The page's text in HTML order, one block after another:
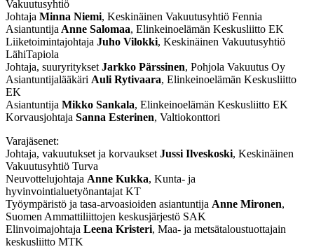
Vakuutusyhtiö
Johtaja Minna Niemi, Keskinäinen Vakuutusyhtiö Fennia
Asiantuntija Anne Salomaa, Elinkeinoelämän Keskusliitto EK
Liiketoimintajohtaja Juho Vilokki, Keskinäinen Vakuutusyhtiö
LähiTapiola
Johtaja, suuryritykset Jarkko Pärssinen, Pohjola Vakuutus Oy
Asiantuntijalääkäri Auli Rytivaara, Elinkeinoelämän Keskusliitto
EK
Asiantuntija Mikko Sankala, Elinkeinoelämän Keskusliitto EK
Korvausjohtaja Sanna Esterinen, Valtiokonttori
Varajäsenet:
Johtaja, vakuutukset ja korvaukset Jussi Ilveskoski, Keskinäinen
Vakuutusyhtiö Turva
Neuvottelujohtaja Anne Kukka, Kunta- ja
hyvinvointialuetyönantajat KT
Työympäristö ja tasa-arvoasioiden asiantuntija Anne Mironen,
Suomen Ammattiliittojen keskusjärjestö SAK
Elinvoimajohtaja Leena Kristeri, Maa- ja metsätaloustuottajain
keskusliitto MTK